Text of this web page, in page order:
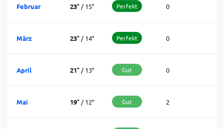
Februar 23°/15° Perfekt 0
März 23°/14° Perfekt 0
April 21°/13° Gut 0
Mai 19°/12° Gut 2